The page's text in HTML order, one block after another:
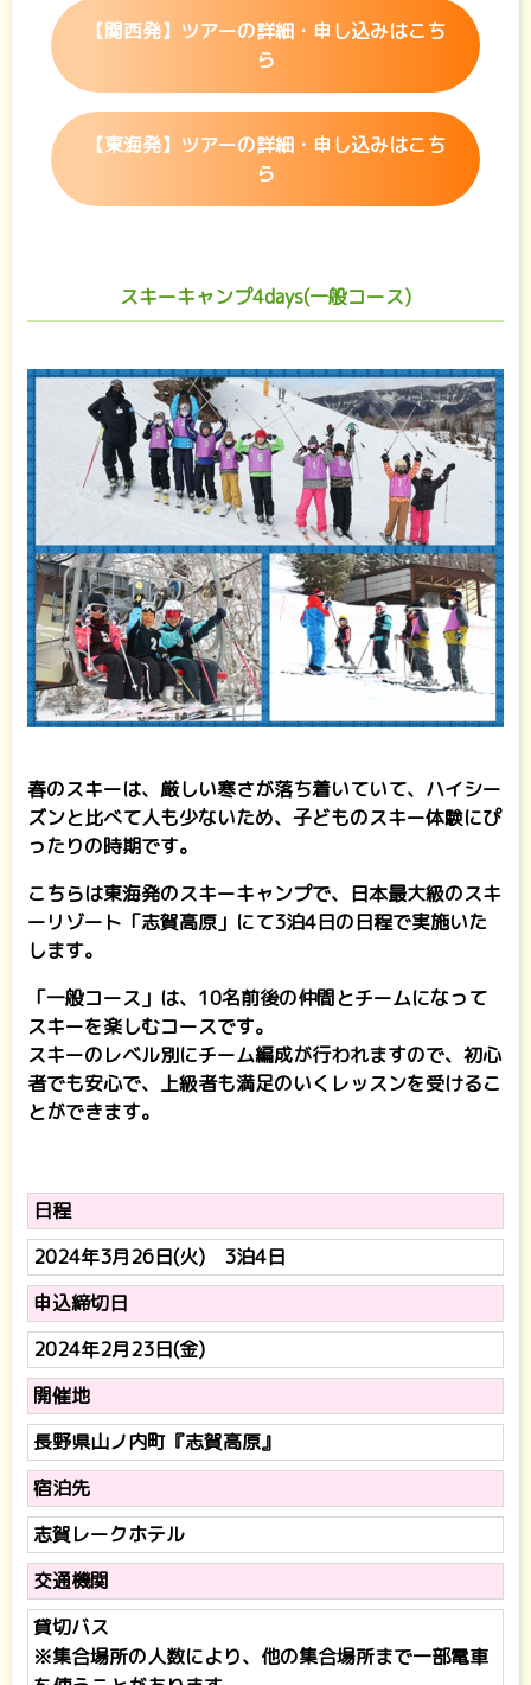
【関西発】ツアーの詳細・申し込みはこち
ら
【東海発】ツアーの詳細・申し込みはこち
ら
スキーキャンプ4days(一般コース)
春のスキーは、厳しい寒さが落ち着いていて、ハイシー
ズンと比べて人も少ないため、子どものスキー体験にぴ
ったりの時期です。
こちらは東海発のスキーキャンプで、日本最大級のスキ
ーリゾート「志賀高原」にて3泊4日の日程で実施いた
します。
「一般コース」は、10名前後の仲間とチームになって
スキーを楽しむコースです。
スキーのレベル別にチーム編成が行われますので、初心
者でも安心で、上級者も満足のいくレッスンを受けるこ
とができます。
日程
2024年3月26日(火) 3泊4日
申込締切日
2024年2月23日(金)
開催地
長野県山ノ内町『志賀高原』
宿泊先
志賀レークホテル
交通機関
貸切バス
※集合場所の人数により、他の集合場所まで一部電車